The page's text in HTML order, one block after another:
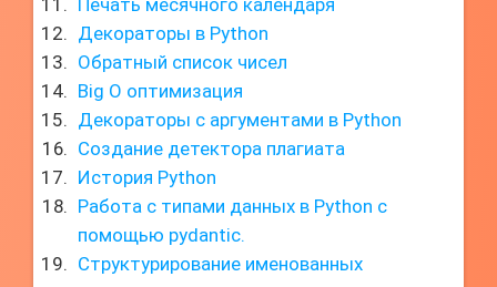
Печать месячного календаря
Декораторы в Python
Обратный список чисел
Big O оптимизация
Декораторы с аргументами в Python
Создание детектора плагиата
История Python
Работа с типами данных в Python с
помощью pydantic.
Структурирование именованных